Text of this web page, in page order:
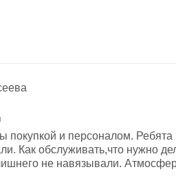
покупкой и персоналом. Ребята
Как обслуживать,что нужно
не навязывали.